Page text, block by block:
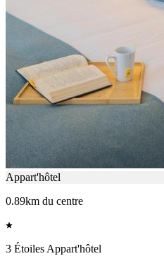
Appart'hôtel
0.89km du centre
3 Étoiles Appart'hôtel